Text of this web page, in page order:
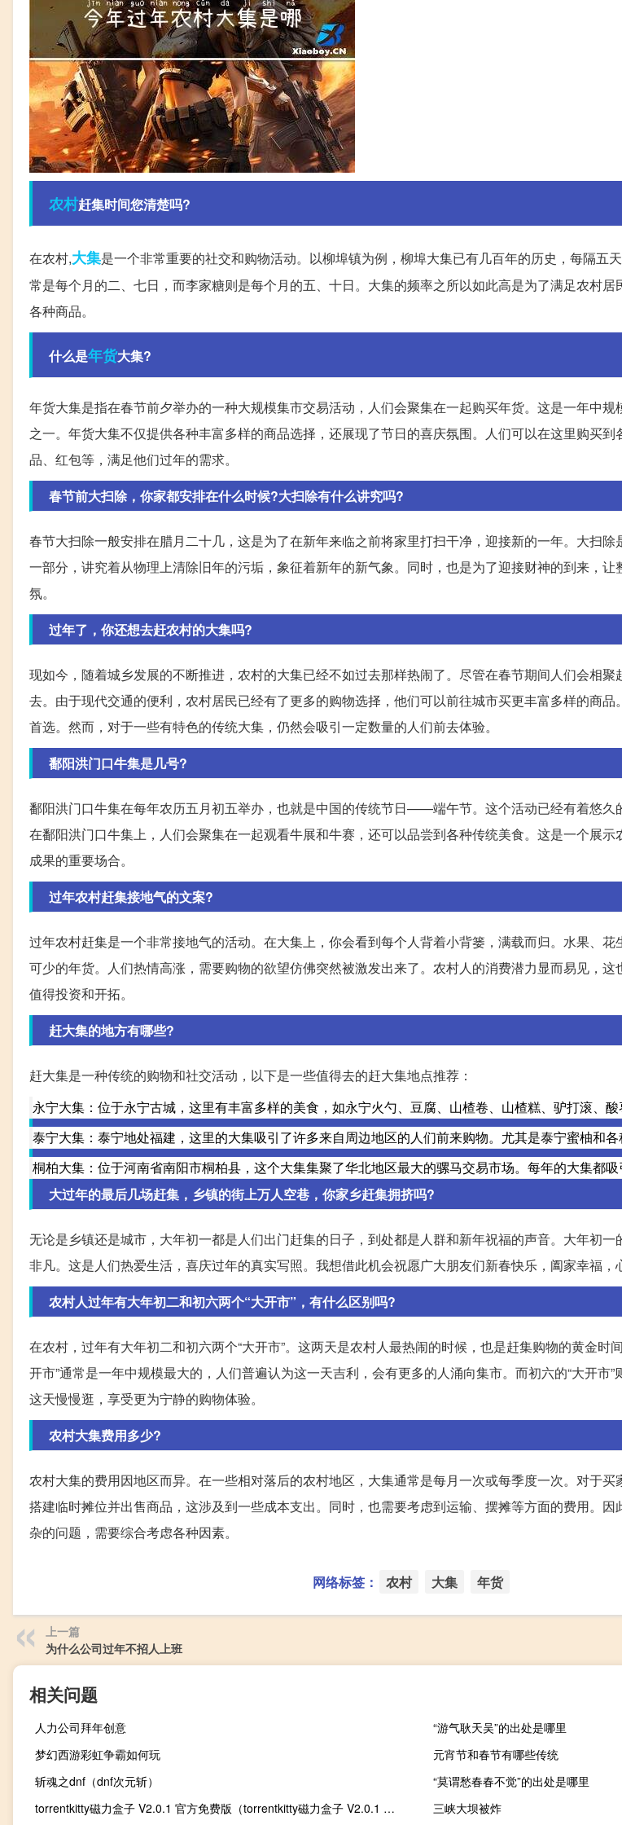
农村赶集时间您清楚吗?
在农村,大集是一个非常重要的社交和购物活动。以柳埠镇为例，柳埠大集已有几百年的历史，每隔五
常是每个月的二、七日，而李家糖则是每个月的五、十日。大集的频率之所以如此高是为了满足农村
各种商品。
什么是年货大集?
年货大集是指在春节前夕举办的一种大规模集市交易活动，人们会聚集在一起购买年货。这是一年中
之一。年货大集不仅提供各种丰富多样的商品选择，还展现了节日的喜庆氛围。人们可以在这里购买到
品、红包等，满足他们过年的需求。
春节前大扫除，你家都安排在什么时候?大扫除有什么讲究吗?
春节大扫除一般安排在腊月二十几，这是为了在新年来临之前将家里打扫干净，迎接新的一年。大扫
一部分，讲究着从物理上清除旧年的污垢，象征着新年的新气象。同时，也是为了迎接财神的到来，
氛。
过年了，你还想去赶农村的大集吗?
现如今，随着城乡发展的不断推进，农村的大集已经不如过去那样热闹了。尽管在春节期间人们会相聚
去。由于现代交通的便利，农村居民已经有了更多的购物选择，他们可以前往城市买更丰富多样的商
首选。然而，对于一些有特色的传统大集，仍然会吸引一定数量的人们前去体验。
鄱阳洪门口牛集是几号?
鄱阳洪门口牛集在每年农历五月初五举办，也就是中国的传统节日——端午节。这个活动已经有着悠久
在鄱阳洪门口牛集上，人们会聚集在一起观看牛展和牛赛，还可以品尝到各种传统美食。这是一个展
成果的重要场合。
过年农村赶集接地气的文案?
过年农村赶集是一个非常接地气的活动。在大集上，你会看到每个人背着小背篓，满载而归。水果、
可少的年货。人们热情高涨，需要购物的欲望仿佛突然被激发出来了。农村人的消费潜力显而易见，这
值得投资和开拓。
赶大集的地方有哪些?
赶大集是一种传统的购物和社交活动，以下是一些值得去的赶大集地点推荐：
永宁大集：位于永宁古城，这里有丰富多样的美食，如永宁火勺、豆腐、山楂卷、山楂糕、驴打滚、酸
泰宁大集：泰宁地处福建，这里的大集吸引了许多来自周边地区的人们前来购物。尤其是泰宁蜜柚和各
桐柏大集：位于河南省南阳市桐柏县，这个大集集聚了华北地区最大的骡马交易市场。每年的大集都吸
大过年的最后几场赶集，乡镇的街上万人空巷，你家乡赶集拥挤吗?
无论是乡镇还是城市，大年初一都是人们出门赶集的日子，到处都是人群和新年祝福的声音。大年初
非凡。这是人们热爱生活，喜庆过年的真实写照。我想借此机会祝愿广大朋友们新春快乐，阖家幸福，
农村人过年有大年初二和初六两个“大开市”，有什么区别吗?
在农村，过年有大年初二和初六两个“大开市”。这两天是农村人最热闹的时候，也是赶集购物的黄金时
开市”通常是一年中规模最大的，人们普遍认为这一天吉利，会有更多的人涌向集市。而初六的“大开市
这天慢慢逛，享受更为宁静的购物体验。
农村大集费用多少?
农村大集的费用因地区而异。在一些相对落后的农村地区，大集通常是每月一次或每季度一次。对于
搭建临时摊位并出售商品，这涉及到一些成本支出。同时，也需要考虑到运输、摆摊等方面的费用。因
杂的问题，需要综合考虑各种因素。
网络标签： 农村 大集 年货
上一篇
为什么公司过年不招人上班
相关问题
人力公司拜年创意
“游气耿天吴”的出处是哪里
梦幻西游彩虹争霸如何玩
元宵节和春节有哪些传统
斩魂之dnf（dnf次元斩）
“莫谓愁春春不觉”的出处是哪里
torrentkitty磁力盒子 V2.0.1 官方免费版（torrentkitty磁力盒子 V2.0.1 官方免费版功能简介）
三峡大坝被炸